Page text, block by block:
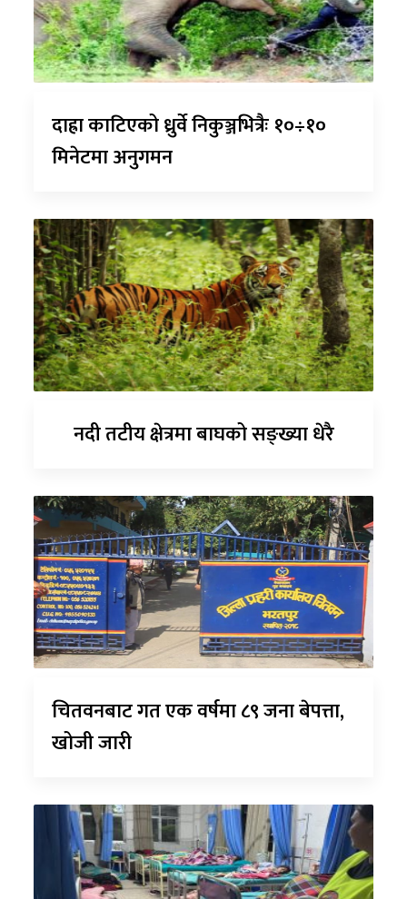
दाह्रा काटिएको ध्रुर्वे निकुञ्जभित्रैः १०÷१०
मिनेटमा अनुगमन
नदी तटीय क्षेत्रमा बाघको सङ्ख्या धेरै
चितवनबाट गत एक वर्षमा ८९ जना बेपत्ता,
खोजी जारी